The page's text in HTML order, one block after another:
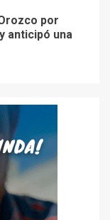
por
anticipó una